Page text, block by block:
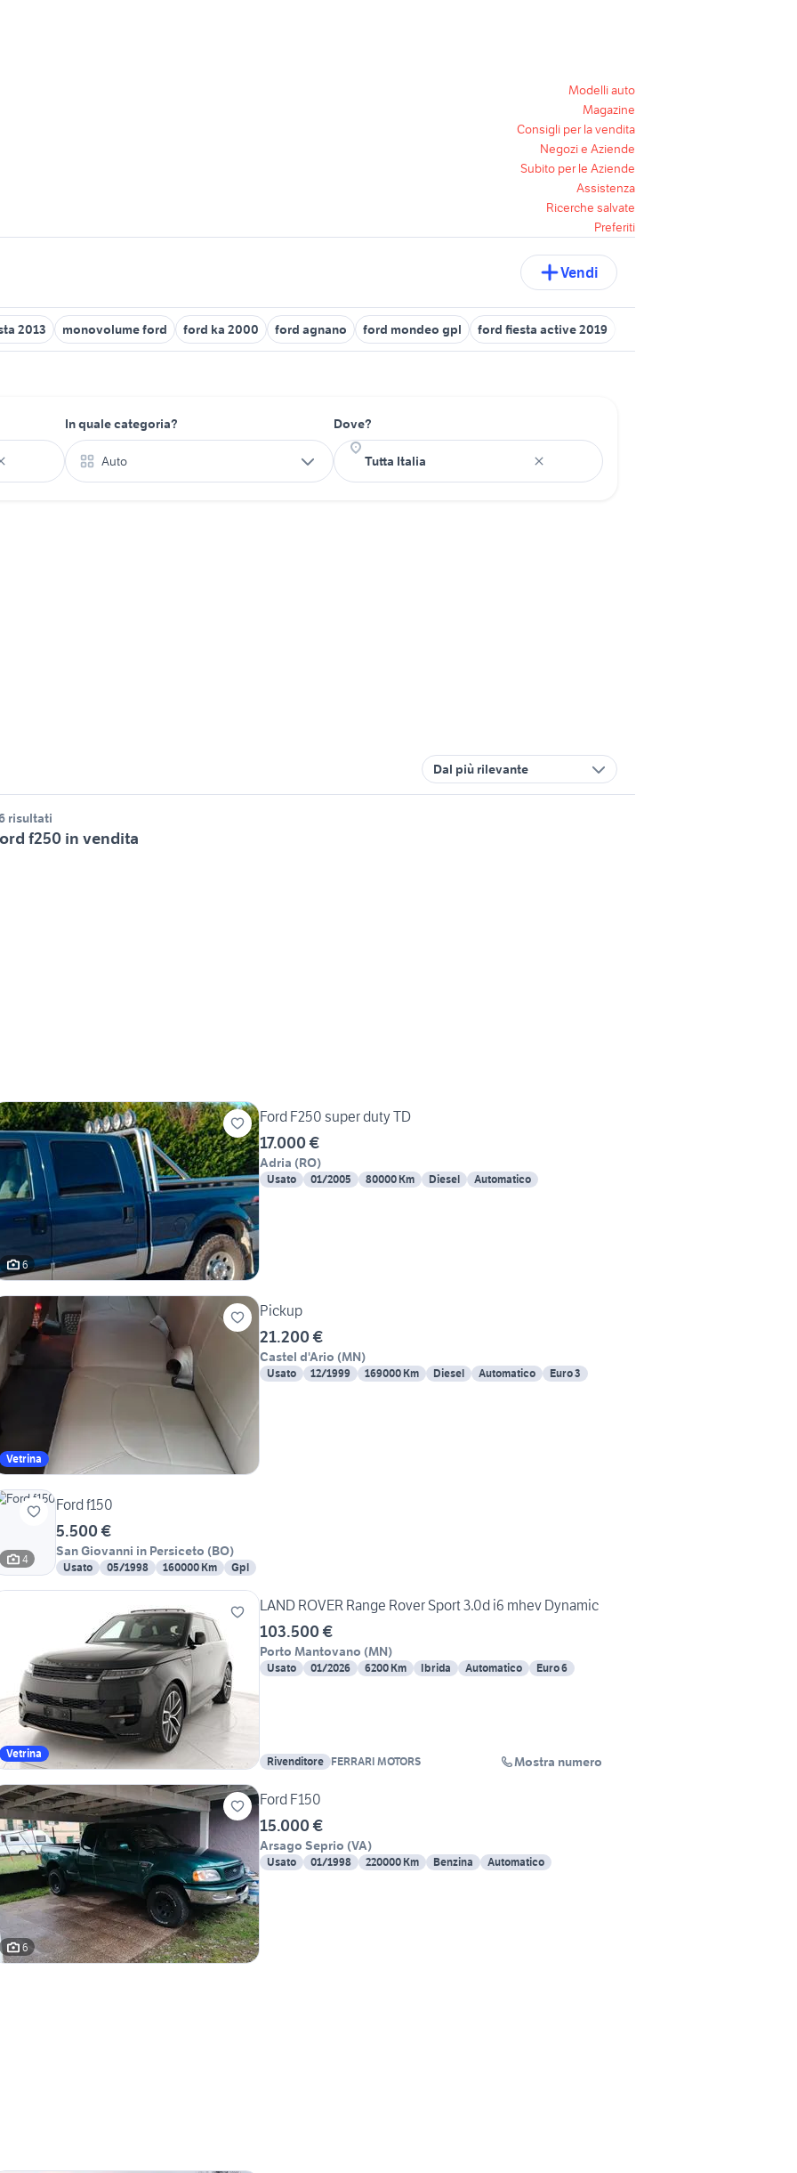
Modelli auto
Magazine
Consigli per la vendita
Negozi e Aziende
Subito per le Aziende
Assistenza
Ricerche salvate
Preferiti
Vendi
2013 monovolume ford ford ka 2000 ford agnano ford mondeo gpl ford fiesta active 2019
In quale categoria?
Auto
Dove?
Dal più rilevante
risultati
f250 in vendita
6
Ford F250 super duty TD
17.000 €
Adria (RO)
Usato 01/2005 80000 Km Diesel Automatico
Vetrina
Pickup
21.200 €
Castel d'Ario (MN)
Usato 12/1999 169000 Km Diesel Automatico Euro 3
4
Ford f150
5.500 €
San Giovanni in Persiceto (BO)
Usato 05/1998 160000 Km Gpl
Vetrina
LAND ROVER Range Rover Sport 3.0d i6 mhev Dynamic
103.500 €
Porto Mantovano (MN)
Usato 01/2026 6200 Km Ibrida Automatico Euro 6
Rivenditore FERRARI MOTORS Mostra numero
6
Ford F150
15.000 €
Arsago Seprio (VA)
Usato 01/1998 220000 Km Benzina Automatico